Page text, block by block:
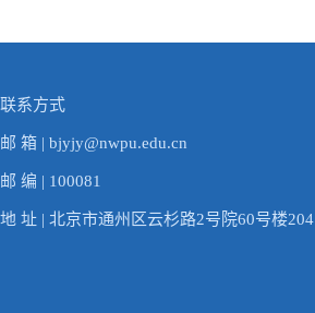
联系方式
邮 箱 | bjyjy@nwpu.edu.cn
邮 编 | 100081
地 址 | 北京市通州区云杉路2号院60号楼204